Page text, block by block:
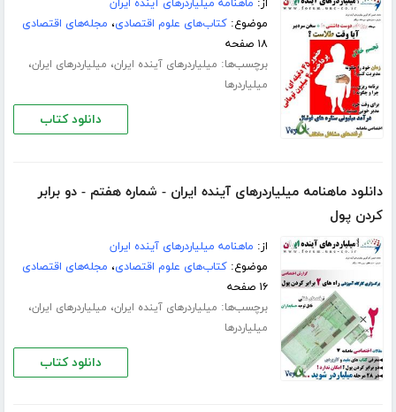
از: ماهنامه میلیاردرهای آینده ایران
موضوع:کتاب‌های علوم اقتصادی، مجله‌های اقتصادی
۱۸ صفحه
برچسب‌ها: میلیاردرهای آینده ایران، میلیاردرهای ایران،
میلیاردرها
دانلود کتاب
دانلود ماهنامه میلیاردرهای آینده ایران - شماره هفتم - دو برابر
کردن پول
از: ماهنامه میلیاردرهای آینده ایران
موضوع:کتاب‌های علوم اقتصادی، مجله‌های اقتصادی
۱۶ صفحه
برچسب‌ها: میلیاردرهای آینده ایران، میلیاردرهای ایران،
میلیاردرها
دانلود کتاب